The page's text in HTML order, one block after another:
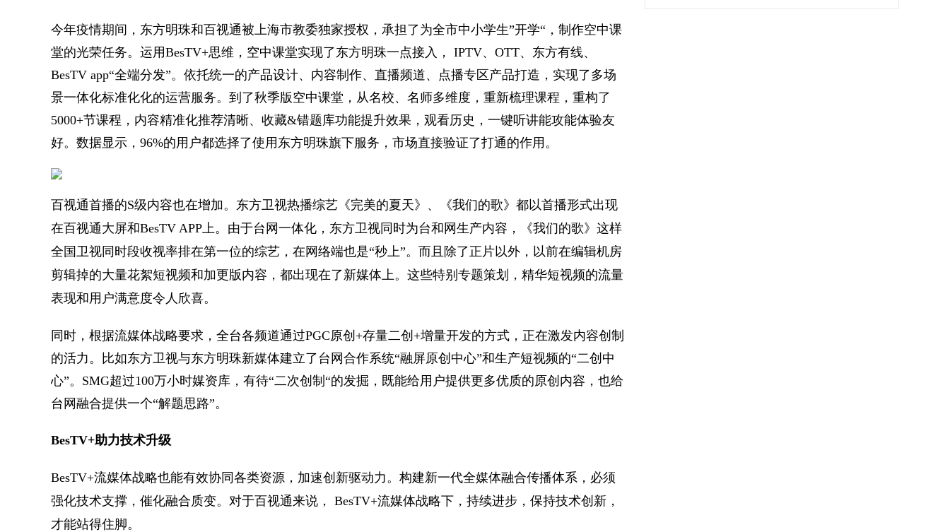
今年疫情期间，东方明珠和百视通被上海市教委独家授权，承担了为全市中小学生”开学“，制作空中课
堂的光荣任务。运用BesTV+思维，空中课堂实现了东方明珠一点接入， IPTV、OTT、东方有线、
BesTV app“全端分发”。依托统一的产品设计、内容制作、直播频道、点播专区产品打造，实现了多场
景一体化标准化化的运营服务。到了秋季版空中课堂，从名校、名师多维度，重新梳理课程，重构了
5000+节课程，内容精准化推荐清晰、收藏&错题库功能提升效果，观看历史，一键听讲能攻能体验友
好。数据显示，96%的用户都选择了使用东方明珠旗下服务，市场直接验证了打通的作用。
百视通首播的S级内容也在增加。东方卫视热播综艺《完美的夏天》、《我们的歌》都以首播形式出现
在百视通大屏和BesTV APP上。由于台网一体化，东方卫视同时为台和网生产内容，《我们的歌》这样
全国卫视同时段收视率排在第一位的综艺，在网络端也是“秒上”。而且除了正片以外，以前在编辑机房
剪辑掉的大量花絮短视频和加更版内容，都出现在了新媒体上。这些特别专题策划，精华短视频的流量
表现和用户满意度令人欣喜。
同时，根据流媒体战略要求，全台各频道通过PGC原创+存量二创+增量开发的方式，正在激发内容创制
的活力。比如东方卫视与东方明珠新媒体建立了台网合作系统“融屏原创中心”和生产短视频的“二创中
心”。SMG超过100万小时媒资库，有待“二次创制“的发掘，既能给用户提供更多优质的原创内容，也给
台网融合提供一个“解题思路”。
BesTV+助力技术升级
BesTV+流媒体战略也能有效协同各类资源，加速创新驱动力。构建新一代全媒体融合传播体系，必须
强化技术支撑，催化融合质变。对于百视通来说， BesTV+流媒体战略下，持续进步，保持技术创新，
才能站得住脚。